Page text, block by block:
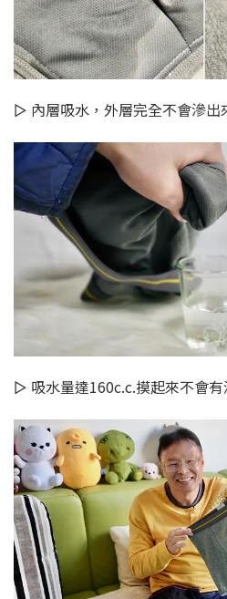
▻ 內層吸水，外層完全不會滲出
▻ 吸水量達160c.c.摸起來不會有